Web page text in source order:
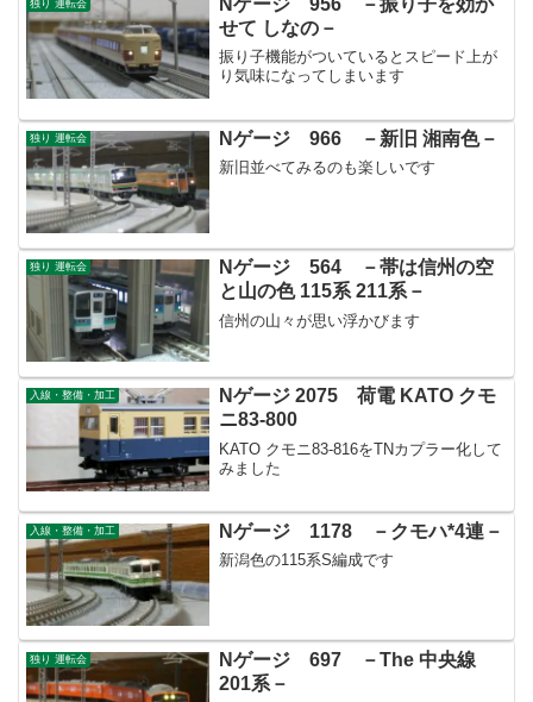
独り 運転会
せて しなの－
振り子機能がついているとスピード上が
り気味になってしまいます
独り 運転会 Nゲージ 966 －新旧 湘南色－
新旧並べてみるのも楽しいです
独り 運転会
Nゲージ 564 －帯は信州の空
と山の色 115系 211系－
信州の山々が思い浮かびます
入線・整備・加工
Nゲージ 2075 荷電 KATO クモ
ニ83‐800
KATO クモニ83‐816をTNカプラー化して
みました
入線・整備・加工 Nゲージ 1178 －クモハ*4連－
新潟色の115系S編成です
独り 運転会
Nゲージ 697 －The 中央線
201系－